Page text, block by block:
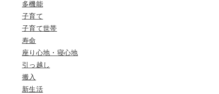
多機能
子育て
子育て世帯
寿命
座り心地・寝心地
引っ越し
搬入
新生活